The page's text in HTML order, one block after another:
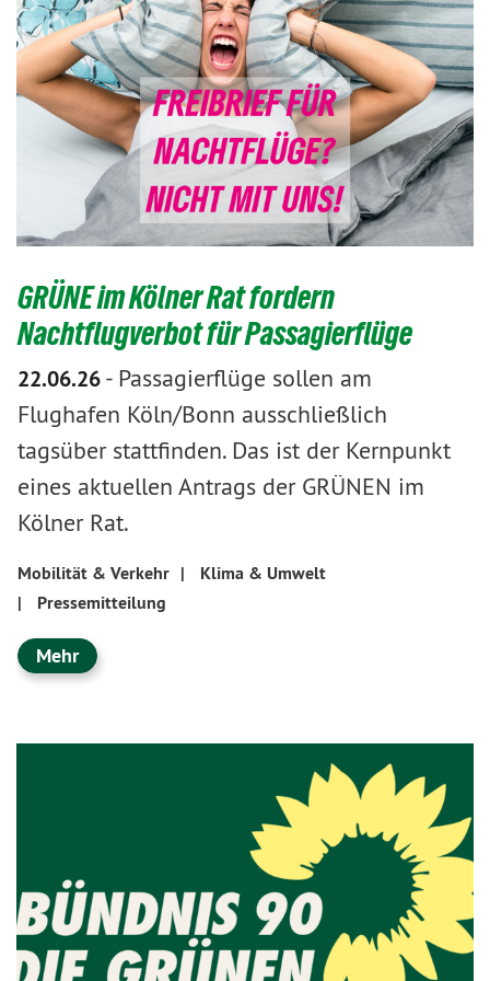
GRÜNE im Kölner Rat fordern
Nachtflugverbot für Passagierflüge
22.06.26- Passagierflüge sollen am
Flughafen Köln/Bonn ausschließlich
tagsüber stattfinden. Das ist der Kernpunkt
eines aktuellen Antrags der GRÜNEN im
Kölner Rat.
Mobilität & Verkehr |
Klima & Umwelt
|
Pressemitteilung
Mehr